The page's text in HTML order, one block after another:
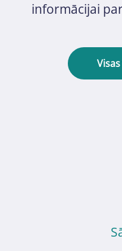
informācijai